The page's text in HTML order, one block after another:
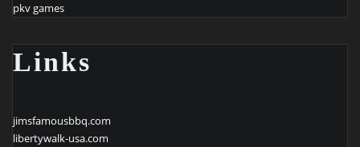
pkv games
Links
jimsfamousbbq.com
libertywalk-usa.com